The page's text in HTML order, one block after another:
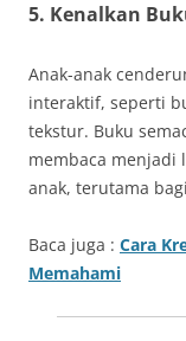
5. Kenalkan
Anak-anak
interaktif, seperti
tekstur. Buku
membaca
anak, terutama
Baca juga : Cara
Memahami